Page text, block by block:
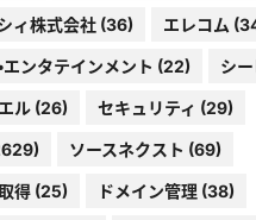
ィ株式会社 (36) エレコム
エンタテインメント (22) シ
ル (26) セキュリティ (29)
ソースネクスト (69)
得 (25) ドメイン管理 (38)